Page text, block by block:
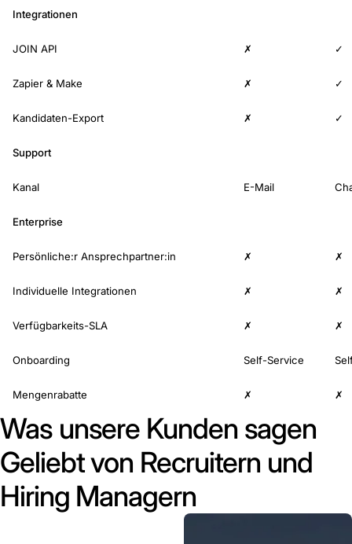
Integrationen
JOIN API ✗ ✓
Zapier & Make ✗ ✓
Kandidaten-Export ✗ ✓
Support
Kanal E-Mail
Enterprise
Persönliche:r Ansprechpartner:in ✗ ✗
Individuelle Integrationen ✗ ✗
Verfügbarkeits-SLA ✗ ✗
Onboarding Self-Service
Mengenrabatte ✗ ✗
Was unsere Kunden sagen
Geliebt von Recruitern und
Hiring Managern